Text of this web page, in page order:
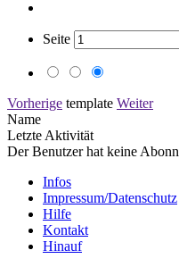
Seite
Vorherige template Weiter
Name
Letzte Aktivität
Der Benutzer hat keine
Infos
Impressum/Datenschutz
Hilfe
Kontakt
Hinauf